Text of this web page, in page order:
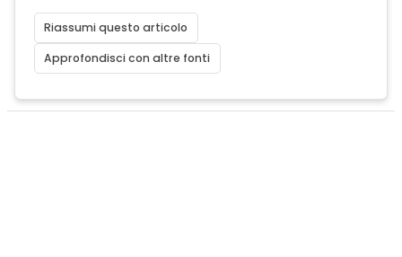
Riassumi questo articolo
Approfondisci con altre fonti